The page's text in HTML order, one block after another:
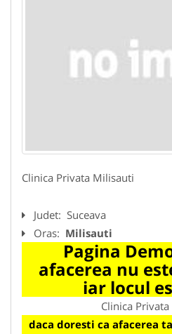
Clinica Privata Milisauti
Judet: Suceava
Oras: Milisauti
Pagina
afacerea nu
iar locul
Clinica
daca doresti ca afacerea